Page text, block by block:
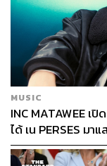
พิสูจน์อักษร:ลักษณ์
TAGS: Jonathan
โตมร ศุขปรีชา
MUSIC
INC MATAWEE เ
ได้ เน PERSES มา